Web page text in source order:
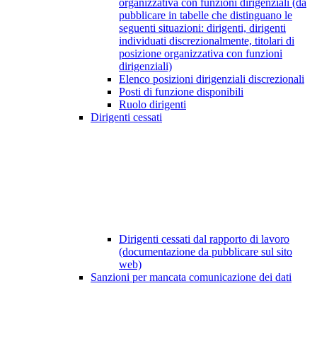
organizzativa con funzioni dirigenziali (da
pubblicare in tabelle che distinguano le
seguenti situazioni: dirigenti, dirigenti
individuati discrezionalmente, titolari di
posizione organizzativa con funzioni
dirigenziali)
Elenco posizioni dirigenziali discrezionali
Posti di funzione disponibili
Ruolo dirigenti
Dirigenti cessati
Dirigenti cessati dal rapporto di lavoro
(documentazione da pubblicare sul sito
web)
Sanzioni per mancata comunicazione dei dati